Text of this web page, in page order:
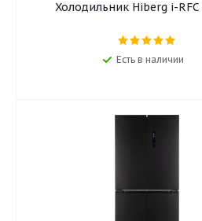
Холодильник Hiberg i-RFC
Есть в наличии